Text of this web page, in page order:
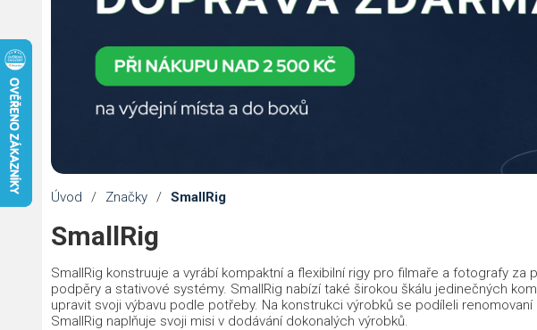
Úvod / Značky / SmallRig
SmallRig
SmallRig konstruuje a vyrábí kompaktní a flexibilní rigy pro filmaře a fotografy
podpěry a stativové systémy. SmallRig nabízí také širokou škálu jedinečných
upravit svoji výbavu podle potřeby. Na konstrukci výrobků se podíleli
SmallRig naplňuje svoji misi v dodávání dokonalých výrobků.